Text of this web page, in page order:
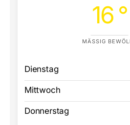
16 °
MÄSSIG
Dienstag
Mittwoch
Donnerstag